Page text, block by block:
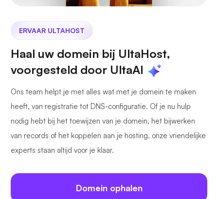
ERVAAR ULTAHOST
Haal uw domein bij UltaHost,
voorgesteld door UltaAI
Ons team helpt je met alles wat met je domein te maken
heeft, van registratie tot DNS-configuratie. Of je nu hulp
nodig hebt bij het toewijzen van je domein, het bijwerken
van records of het koppelen aan je hosting, onze vriendelijke
experts staan altijd voor je klaar.
Domein ophalen